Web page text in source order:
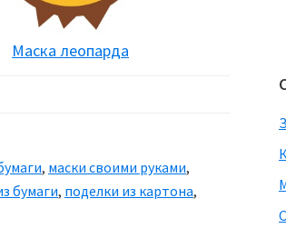
Маска леопарда
, маски своими руками,
бумаги, поделки из картона,